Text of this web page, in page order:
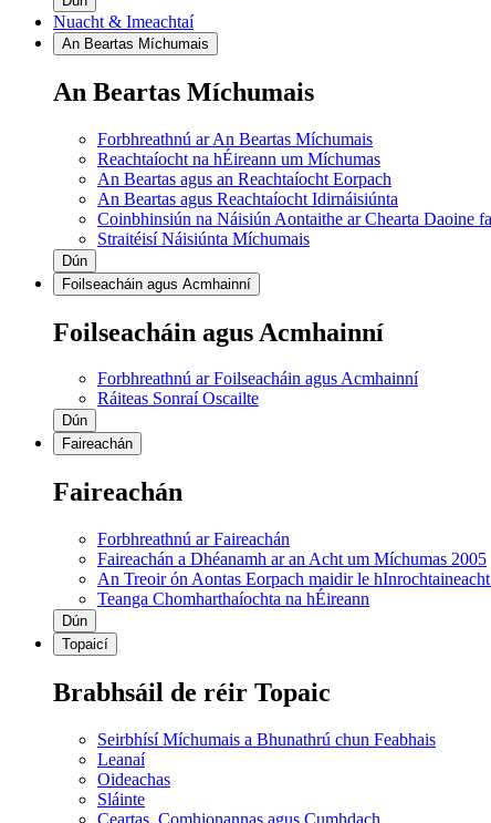
Nuacht & Imeachtaí
An Beartas Míchumais
An Beartas Míchumais
Forbhreathnú ar An Beartas Míchumais
Reachtaíocht na hÉireann um Míchumas
An Beartas agus an Reachtaíocht Eorpach
An Beartas agus Reachtaíocht Idirnáisiúnta
Coinbhinsiún na Náisiún Aontaithe ar Chearta Daoine
Straitéisí Náisiúnta Míchumais
Dún
Foilseacháin agus Acmhainní
Foilseacháin agus Acmhainní
Forbhreathnú ar Foilseacháin agus Acmhainní
Ráiteas Sonraí Oscailte
Dún
Faireachán
Faireachán
Forbhreathnú ar Faireachán
Faireachán a Dhéanamh ar an Acht um Míchumas 2005
An Treoir ón Aontas Eorpach maidir le
Teanga Chomharthaíochta na hÉireann
Dún
Topaicí
Brabhsáil de réir Topaic
Seirbhísí Míchumais a Bhunathrú chun Feabhais
Leanaí
Oideachas
Sláinte
Ceartas, Comhionannas agus Cumhdach